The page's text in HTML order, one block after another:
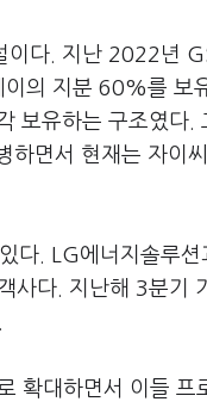
이다. 지난 2022년
의 지분 60%를 보
유하는 구조였다.
면서 현재는 자이
다. LG에너지솔루션
사다. 지난해 3분기
확대하면서 이들 프